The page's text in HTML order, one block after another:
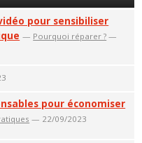
pour sensibiliser
— Pourquoi réparer ? —
pour économiser
— 22/09/2023